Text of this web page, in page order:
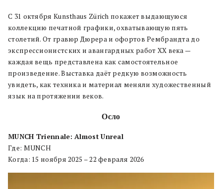
С 31 октября Kunsthaus Zürich покажет выдающуюся
коллекцию печатной графики, охватывающую пять
столетий. От гравюр Дюрера и офортов Рембрандта до
экспрессионистских и авангардных работ XX века —
каждая вещь представлена как самостоятельное
произведение. Выставка даёт редкую возможность
увидеть, как техника и материал меняли художественный
язык на протяжении веков.
Осло
MUNCH Triennale: Almost Unreal
Где: MUNCH
Когда: 15 ноября 2025 – 22 февраля 2026